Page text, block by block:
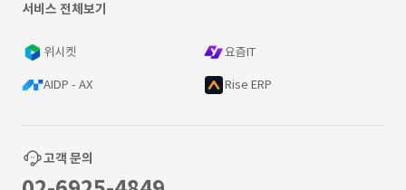
서비스 전체보기
위시켓 요즘IT
AIDP - AX Rise ERP
고객 문의